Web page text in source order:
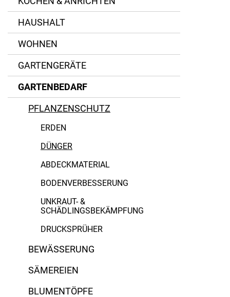
HAUSHALT
WOHNEN
GARTENGERÄTE
GARTENBEDARF
PFLANZENSCHUTZ
ERDEN
DÜNGER
ABDECKMATERIAL
BODENVERBESSERUNG
UNKRAUT- &
SCHÄDLINGSBEKÄMPFUNG
DRUCKSPRÜHER
BEWÄSSERUNG
SÄMEREIEN
BLUMENTÖPFE
Substral
Westland
ANWENDEN
ZURÜCKSETZEN
ANWENDEN